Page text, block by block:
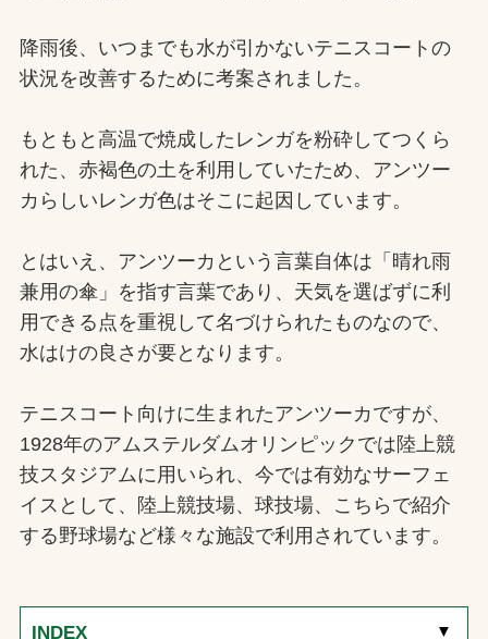
降雨後、いつまでも水が引かないテニスコートの
状況を改善するために考案されました。
もともと高温で焼成したレンガを粉砕してつくら
れた、赤褐色の土を利用していたため、アンツー
カらしいレンガ色はそこに起因しています。
とはいえ、アンツーカという言葉自体は「晴れ雨
兼用の傘」を指す言葉であり、天気を選ばずに利
用できる点を重視して名づけられたものなので、
水はけの良さが要となります。
テニスコート向けに生まれたアンツーカですが、
1928年のアムステルダムオリンピックでは陸上競
技スタジアムに用いられ、今では有効なサーフェ
イスとして、陸上競技場、球技場、こちらで紹介
する野球場など様々な施設で利用されています。
INDEX ▼